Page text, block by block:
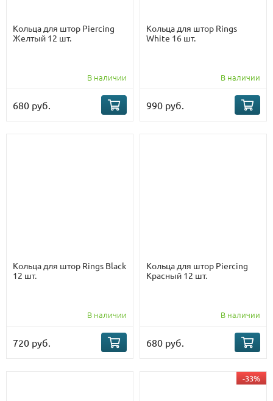
Кольца для штор Piercing
Желтый 12 шт.
В наличии
680 руб.
Кольца для штор Rings
White 16 шт.
В наличии
990 руб.
Кольца для штор Rings Black
12 шт.
В наличии
720 руб.
Кольца для штор Piercing
Красный 12 шт.
В наличии
680 руб.
-33%